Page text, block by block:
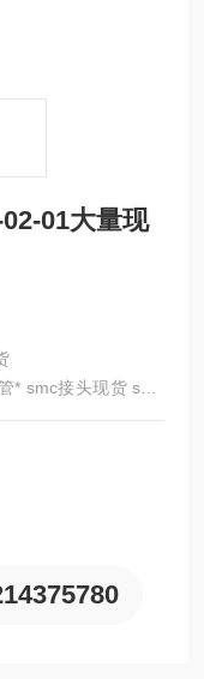
01大量现
* smc接头现货 smc
备有限公司